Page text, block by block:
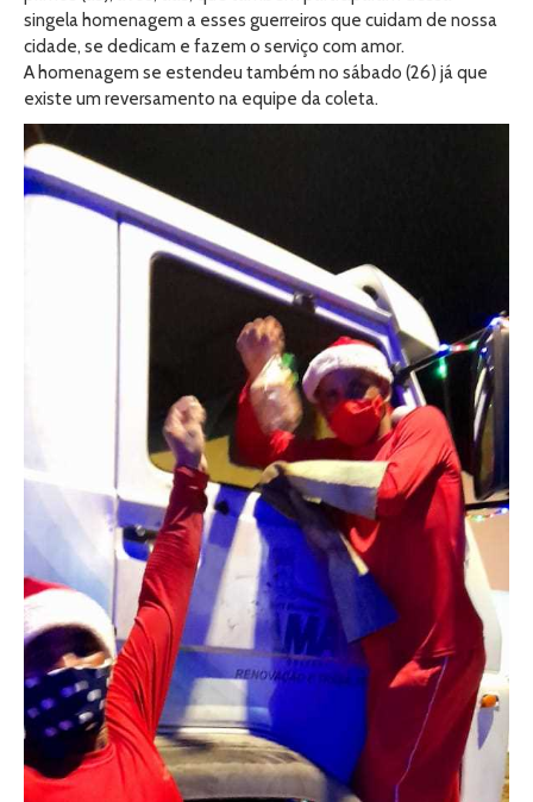
singela homenagem a esses guerreiros que cuidam de nossa
cidade, se dedicam e fazem o serviço com amor.
A homenagem se estendeu também no sábado (26) já que
existe um reversamento na equipe da coleta.